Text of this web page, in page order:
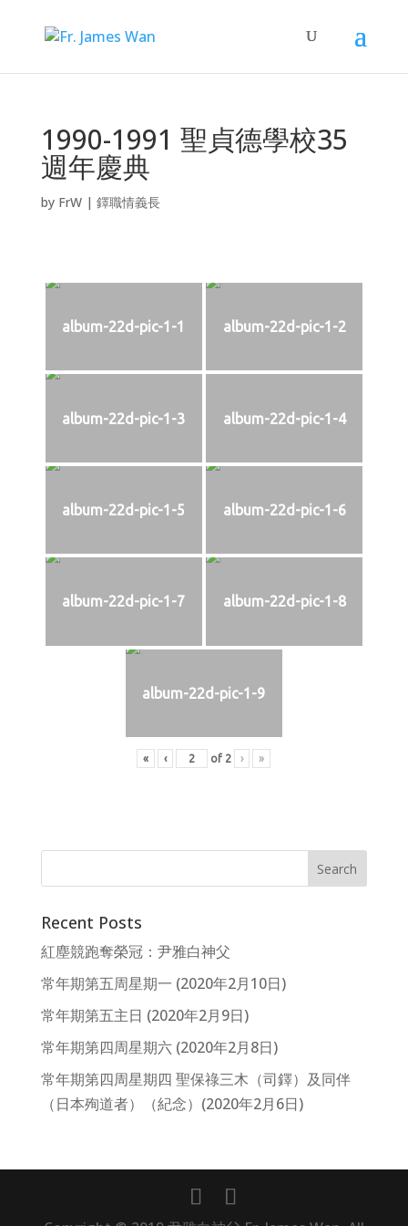
1990-1991 聖貞德學校35
週年慶典
by FrW| 鐸職情義長
album-22d-pic-1-1 album-22d-pic-1-2
album-22d-pic-1-3 album-22d-pic-1-4
album-22d-pic-1-5 album-22d-pic-1-6
album-22d-pic-1-7 album-22d-pic-1-8
album-22d-pic-1-9
« ‹ of 2 › »
Recent Posts
紅塵競跑奪榮冠：尹雅白神父
常年期第五周星期一 (2020年2月10日)
常年期第五主日 (2020年2月9日)
常年期第四周星期六 (2020年2月8日)
常年期第四周星期四 聖保祿三木（司鐸）及同伴
（日本殉道者）（紀念）(2020年2月6日)